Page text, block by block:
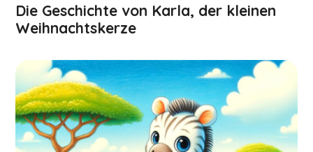
Die Geschichte von Karla, der kleinen
Weihnachts­kerze